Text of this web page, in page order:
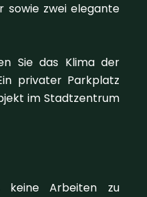
sowie zwei elegante
Sie das Klima der
privater Parkplatz
im Stadtzentrum
keine Arbeiten zu